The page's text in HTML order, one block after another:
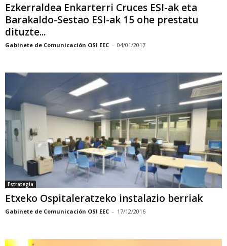
Ezkerraldea Enkarterri Cruces ESI-ak eta
Barakaldo-Sestao ESI-ak 15 ohe prestatu
dituzte...
Gabinete de Comunicación OSI EEC - 04/01/2017
Estrategia
Etxeko Ospitaleratzeko instalazio berriak
Gabinete de Comunicación OSI EEC - 17/12/2016